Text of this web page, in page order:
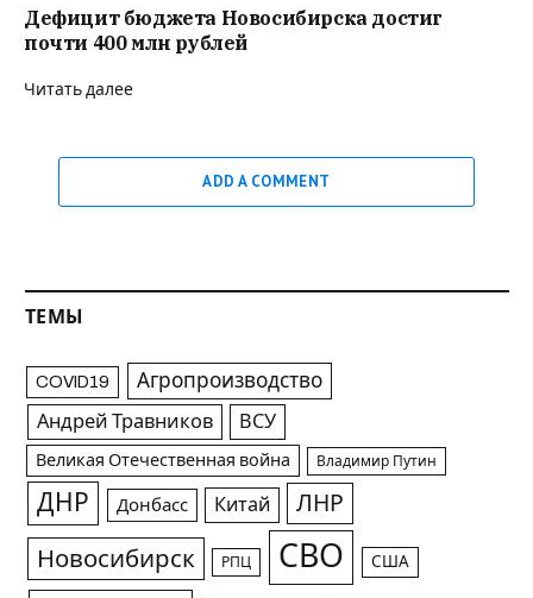
Дефицит бюджета Новосибирска достиг
почти 400 млн рублей
Читать далее
ADD A COMMENT
ТЕМЫ
COVID19 Агропроизводство
Андрей Травников ВСУ
Великая Отечественная война Владимир Путин
ДНР Донбасс Китай ЛНР
Новосибирск РПЦ СВО США